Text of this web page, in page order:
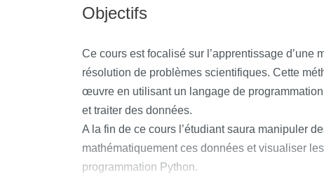
Objectifs
Ce cours est focalisé sur l’apprentissage d’une
résolution de problèmes scientifiques. Cette
œuvre en utilisant un langage de
et traiter des données.
A la fin de ce cours l’étudiant saura manipuler
mathématiquement ces données et visualiser
programmation Python.